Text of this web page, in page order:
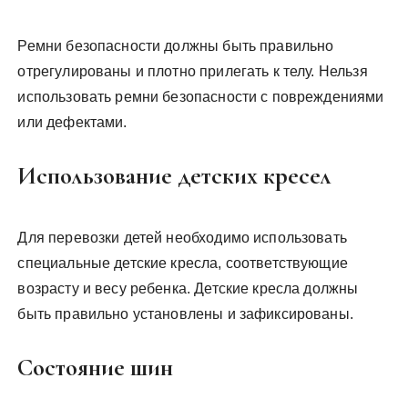
Ремни безопасности должны быть правильно
отрегулированы и плотно прилегать к телу. Нельзя
использовать ремни безопасности с повреждениями
или дефектами.
Использование детских кресел
Для перевозки детей необходимо использовать
специальные детские кресла, соответствующие
возрасту и весу ребенка. Детские кресла должны
быть правильно установлены и зафиксированы.
Состояние шин